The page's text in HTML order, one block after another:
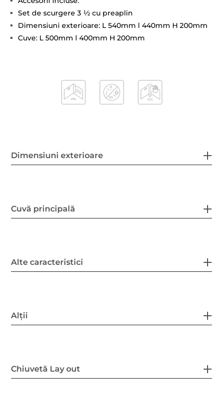
Set de scurgere 3 ½ cu preaplin
Dimensiuni exterioare: L 540mm l 440mm H 200mm
Cuve: L 500mm l 400mm H 200mm
Dimensiuni exterioare
Cuvă principală
Alte caracteristici
Alții
Chiuvetă Lay out